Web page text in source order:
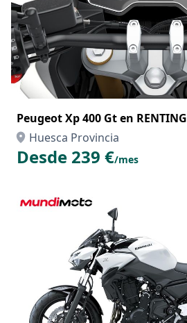
Peugeot Xp 400 Gt en RENTING
Huesca Provincia
Desde 239 €/mes